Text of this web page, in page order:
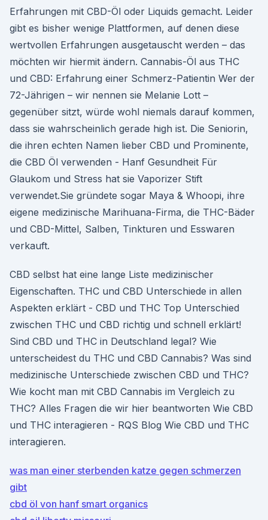
Erfahrungen mit CBD-Öl oder Liquids gemacht. Leider
gibt es bisher wenige Plattformen, auf denen diese
wertvollen Erfahrungen ausgetauscht werden – das
möchten wir hiermit ändern. Cannabis-Öl aus THC
und CBD: Erfahrung einer Schmerz-Patientin Wer der
72-Jährigen – wir nennen sie Melanie Lott –
gegenüber sitzt, würde wohl niemals darauf kommen,
dass sie wahrscheinlich gerade high ist. Die Seniorin,
die ihren echten Namen lieber CBD und Prominente,
die CBD Öl verwenden - Hanf Gesundheit Für
Glaukom und Stress hat sie Vaporizer Stift
verwendet.Sie gründete sogar Maya & Whoopi, ihre
eigene medizinische Marihuana-Firma, die THC-Bäder
und CBD-Mittel, Salben, Tinkturen und Esswaren
verkauft.
CBD selbst hat eine lange Liste medizinischer
Eigenschaften. THC und CBD Unterschiede in allen
Aspekten erklärt - CBD und THC Top Unterschied
zwischen THC und CBD richtig und schnell erklärt!
Sind CBD und THC in Deutschland legal? Wie
unterscheidest du THC und CBD Cannabis? Was sind
medizinische Unterschiede zwischen CBD und THC?
Wie kocht man mit CBD Cannabis im Vergleich zu
THC? Alles Fragen die wir hier beantworten Wie CBD
und THC interagieren - RQS Blog Wie CBD und THC
interagieren.
was man einer sterbenden katze gegen schmerzen
gibt
cbd öl von hanf smart organics